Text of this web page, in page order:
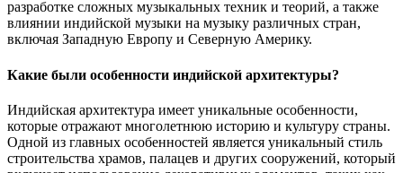
разработке сложных музыкальных техник и теорий, а также
влиянии индийской музыки на музыку различных стран,
включая Западную Европу и Северную Америку.
Какие были особенности индийской архитектуры?
Индийская архитектура имеет уникальные особенности,
которые отражают многолетнюю историю и культуру страны.
Одной из главных особенностей является уникальный стиль
строительства храмов, палацев и других сооружений, который